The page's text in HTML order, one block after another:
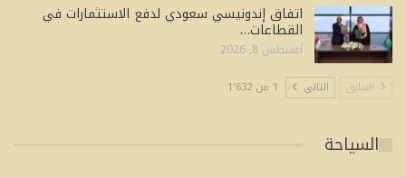
اتفاق إندونيسي سعودي لدفع الاستثمارات في
القطاعات…
أغسطس 8, 2026
السابق التالي 1 من 1٬632
السياحة